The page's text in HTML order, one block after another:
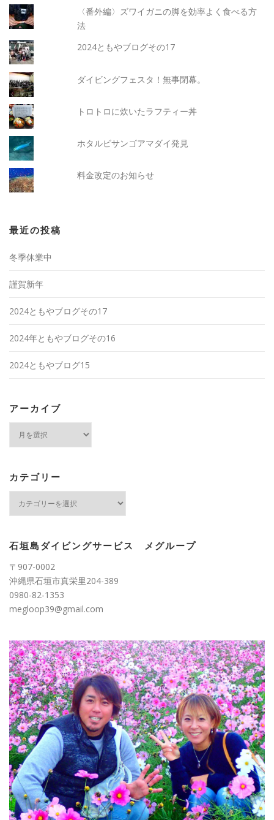
〈番外編〉ズワイガニの脚を効率よく食べる方
法
2024ともやブログその17
ダイビングフェスタ！無事閉幕。
トロトロに炊いたラフティー丼
ホタルビサンゴアマダイ発見
料金改定のお知らせ
最近の投稿
冬季休業中
謹賀新年
2024ともやブログその17
2024年ともやブログその16
2024ともやブログ15
アーカイブ
ブ
カテゴリー
ー
石垣島ダイビングサービス メグループ
〒907-0002
沖縄県石垣市真栄里204-389
0980-82-1353
megloop39@gmail.com